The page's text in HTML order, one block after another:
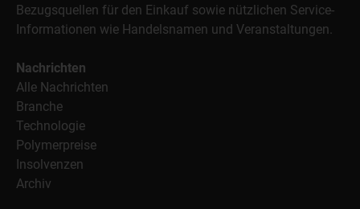
Bezugsquellen für den Einkauf sowie nützlichen Service-
Informationen wie Handelsnamen und Veranstaltungen.
Nachrichten
Alle Nachrichten
Branche
Technologie
Polymerpreise
Insolvenzen
Archiv